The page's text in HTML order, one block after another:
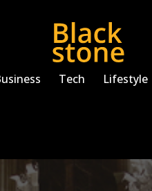
Tech Lifestyle